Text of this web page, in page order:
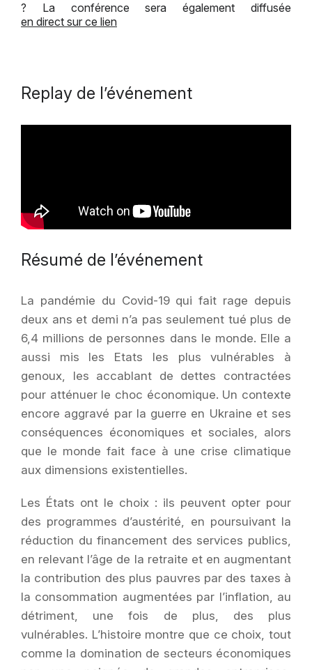
? La conférence sera également diffusée
en direct sur ce lien
Replay de l’événement
Résumé de l’événement
La pandémie du Covid-19 qui fait rage depuis
deux ans et demi n’a pas seulement tué plus de
6,4 millions de personnes dans le monde. Elle a
aussi mis les Etats les plus vulnérables à
genoux, les accablant de dettes contractées
pour atténuer le choc économique. Un contexte
encore aggravé par la guerre en Ukraine et ses
conséquences économiques et sociales, alors
que le monde fait face à une crise climatique
aux dimensions existentielles.
Les États ont le choix : ils peuvent opter pour
des programmes d’austérité, en poursuivant la
réduction du financement des services publics,
en relevant l’âge de la retraite et en augmentant
la contribution des plus pauvres par des taxes à
la consommation augmentées par l’inflation, au
détriment, une fois de plus, des plus
vulnérables. L’histoire montre que ce choix, tout
comme la domination de secteurs économiques